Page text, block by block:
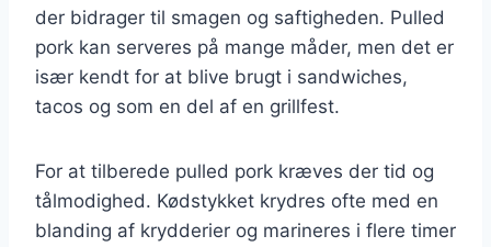
der bidrager til smagen og saftigheden. Pulled
pork kan serveres på mange måder, men det er
især kendt for at blive brugt i sandwiches,
tacos og som en del af en grillfest.
For at tilberede pulled pork kræves der tid og
tålmodighed. Kødstykket krydres ofte med en
blanding af krydderier og marineres i flere timer